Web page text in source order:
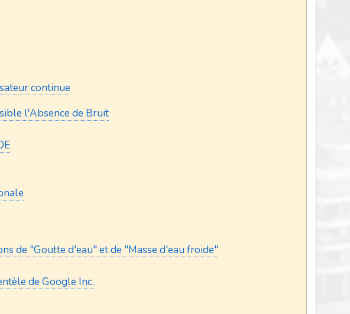
continue
l'Absence de Bruit
de "Goutte d'eau" et de "Masse d'eau froide"
de Google Inc.